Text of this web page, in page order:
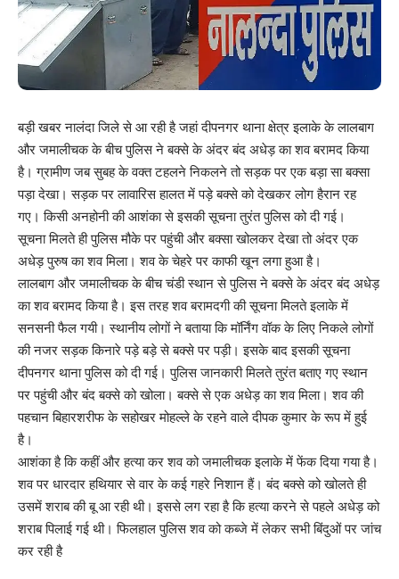
बड़ी खबर नालंदा जिले से आ रही है जहां दीपनगर थाना क्षेत्र इलाके के लालबाग
और जमालीचक के बीच पुलिस ने बक्से के अंदर बंद अधेड़ का शव बरामद किया
है। ग्रामीण जब सुबह के वक्‍त टहलने निकलने तो सड़क पर एक बड़ा सा बक्‍सा
पड़ा देखा। सड़क पर लावारिस हालत में पड़े बक्‍से को देखकर लोग हैरान रह
गए। किसी अनहोनी की आशंका से इसकी सूचना तुरंत पुलिस को दी गई।
सूचना मिलते ही पुलिस मौके पर पहुंची और बक्‍सा खोलकर देखा तो अंदर एक
अधेड़ पुरुष का शव मिला। शव के चेहरे पर काफी खून लगा हुआ है।
लालबाग और जमालीचक के बीच चंडी स्‍थान से पुलिस ने बक्से के अंदर बंद अधेड़
का शव बरामद किया है। इस तरह शव बरामदगी की सूचना मिलते इलाके में
सनसनी फैल गयी। स्थानीय लोगों ने बताया कि मॉर्निंग वॉक के लिए निकले लोगों
की नजर सड़क किनारे पड़े बड़े से बक्से पर पड़ी। इसके बाद इसकी सूचना
दीपनगर थाना पुलिस को दी गई। पुलिस जानकारी मिलते तुरंत बताए गए स्थान
पर पहुंची और बंद बक्से को खोला। बक्से से एक अधेड़ का शव मिला। शव की
पहचान बिहारशरीफ के सहोखर मोहल्ले के रहने वाले दीपक कुमार के रूप में हुई
है।
आशंका है कि कहीं और हत्या कर शव को जमालीचक इलाके में फेंक दिया गया है।
शव पर धारदार हथियार से वार के कई गहरे निशान हैं। बंद बक्से को खोलते ही
उसमें शराब की बू आ रही थी। इससे लग रहा है कि हत्या करने से पहले अधेड़ को
शराब पिलाई गई थी। फिलहाल पुलिस शव को कब्जे में लेकर सभी बिंदुओं पर जांच
कर रही है